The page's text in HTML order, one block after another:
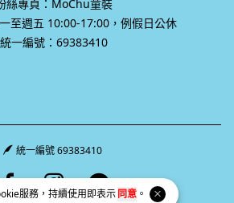
服務，持續使用即表示同意 。
絲專頁：MoChu童裝
至週五 10:00-17:00，例假日公休
統一編號：69383410
統一編號 69383410
Facebook pageInstagram page
Line page